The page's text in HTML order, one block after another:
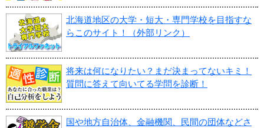
北海道地区の大学・短大・専門学校を目指すな
らこのサイト！（外部リンク）
将来は何になりたい？まだ決まってないキミ！
質問に答えて向いてる学問を診断！
国や地方自治体、金融機関、民間の団体などさ